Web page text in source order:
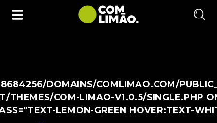
DOMAINS/COMLIMAO.COM/
THEMES/COM-LIMAO-V1.0.5/SINGLE.PHP
LEMON-GREEN HOVER:TEXT-